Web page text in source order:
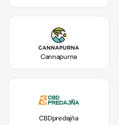
Cannapurna
CBDpredajňa